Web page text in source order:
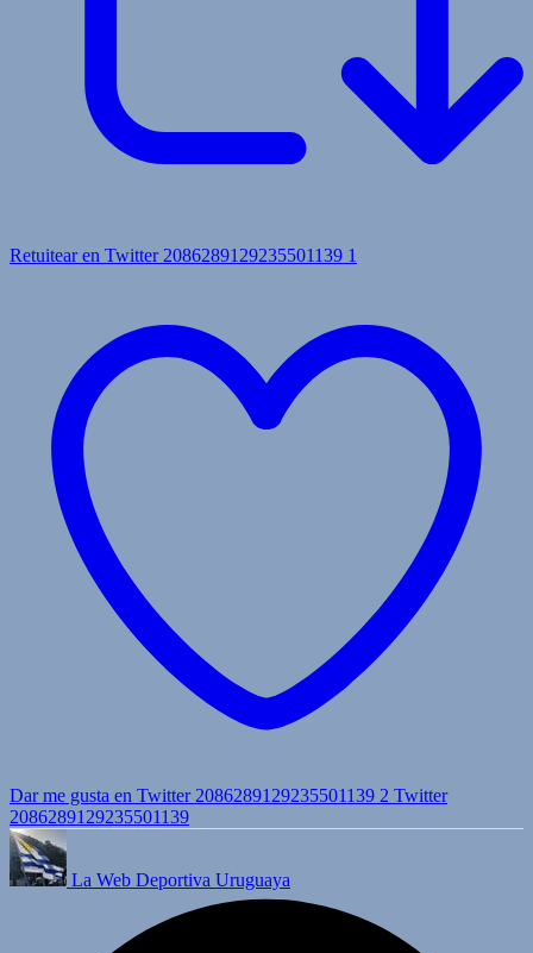
Retuitear en Twitter 2086289129235501139 1
Dar me gusta en Twitter 2086289129235501139 2 Twitter
2086289129235501139
La Web Deportiva Uruguaya